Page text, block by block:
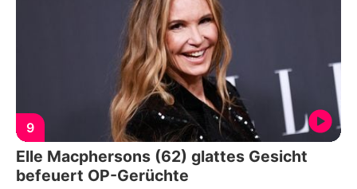
9
Elle Macphersons (62) glattes Gesicht
befeuert OP-Gerüchte